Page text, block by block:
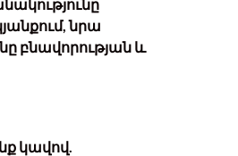
նրա
բնավորության և
կավով.